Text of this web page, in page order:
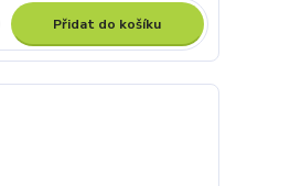
Přidat do košíku